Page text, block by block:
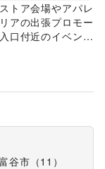
トア会場やアパレ
アの出張プロモー
口付近のイベント
谷市 （11 ）